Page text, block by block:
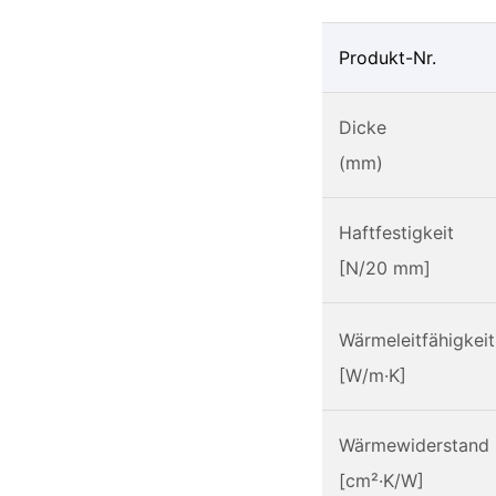
Produkt-Nr.
Dicke
(mm)
Haftfestigkeit
[N/20 mm]
[W/m·K]
Wärmewiderstand
[cm²·K/W]